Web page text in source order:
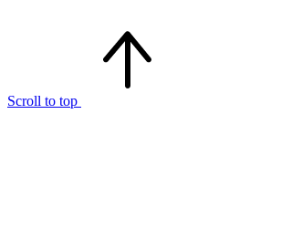
Scroll to top